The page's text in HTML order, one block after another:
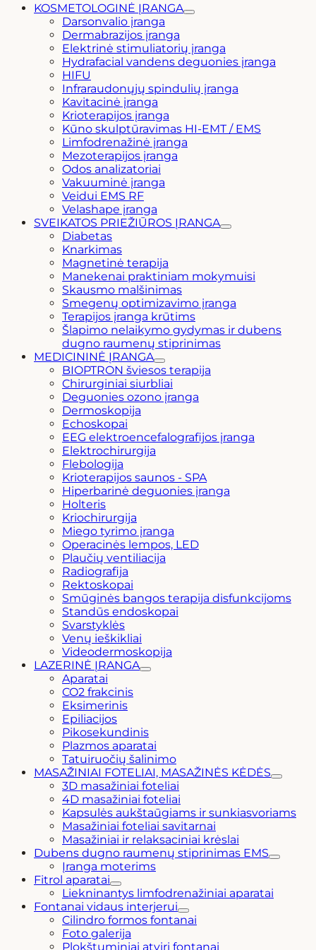
KOSMETOLOGINĖ ĮRANGA
Darsonvalio įranga
Dermabrazijos įranga
Elektrinė stimuliatorių įranga
Hydrafacial vandens deguonies įranga
HIFU
Infraraudonųjų spindulių įranga
Kavitacinė įranga
Krioterapijos įranga
Kūno skulptūravimas HI-EMT / EMS
Limfodrenažinė įranga
Mezoterapijos įranga
Odos analizatoriai
Vakuuminė įranga
Veidui EMS RF
Velashape įranga
SVEIKATOS PRIEŽIŪROS ĮRANGA
Diabetas
Knarkimas
Magnetinė terapija
Manekenai praktiniam mokymuisi
Skausmo malšinimas
Smegenų optimizavimo įranga
Terapijos įranga krūtims
Šlapimo nelaikymo gydymas ir dubens
dugno raumenų stiprinimas
MEDICININĖ ĮRANGA
BIOPTRON šviesos terapija
Chirurginiai siurbliai
Deguonies ozono įranga
Dermoskopija
Echoskopai
EEG elektroencefalografijos įranga
Elektrochirurgija
Flebologija
Krioterapijos saunos - SPA
Hiperbarinė deguonies įranga
Holteris
Kriochirurgija
Miego tyrimo įranga
Operacinės lempos, LED
Plaučių ventiliacija
Radiografija
Rektoskopai
Smūginės bangos terapija disfunkcijoms
Standūs endoskopai
Svarstyklės
Venų ieškikliai
Videodermoskopija
LAZERINĖ ĮRANGA
Aparatai
CO2 frakcinis
Eksimerinis
Epiliacijos
Pikosekundinis
Plazmos aparatai
Tatuiruočių šalinimo
MASAŽINIAI FOTELIAI, MASAŽINĖS KĖDĖS
3D masažiniai foteliai
4D masažiniai foteliai
Kapsulės aukštaūgiams ir sunkiasvoriams
Masažiniai foteliai savitarnai
Masažiniai ir relaksaciniai krėslai
Dubens dugno raumenų stiprinimas EMS
Įranga moterims
Fitrol aparatai
Liekninantys limfodrenažiniai aparatai
Fontanai vidaus interjerui
Cilindro formos fontanai
Foto galerija
Plokštuminiai atviri fontanai